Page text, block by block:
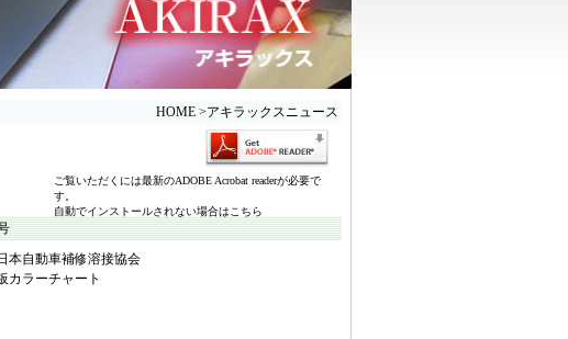
HOME >アキラックスニュース
ご覧いただくには最新のADOBE Acrobat readerが必要で
す。
自動でインストールされない場合はこちら
自動車補修溶接協会
カラーチャート